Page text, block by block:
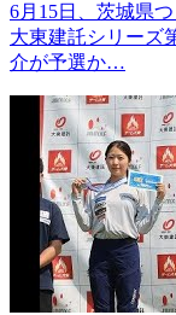
6月15日、茨城県
大東建託シリーズ
介が予選か…